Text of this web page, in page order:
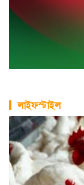
লাইফস্টাইল